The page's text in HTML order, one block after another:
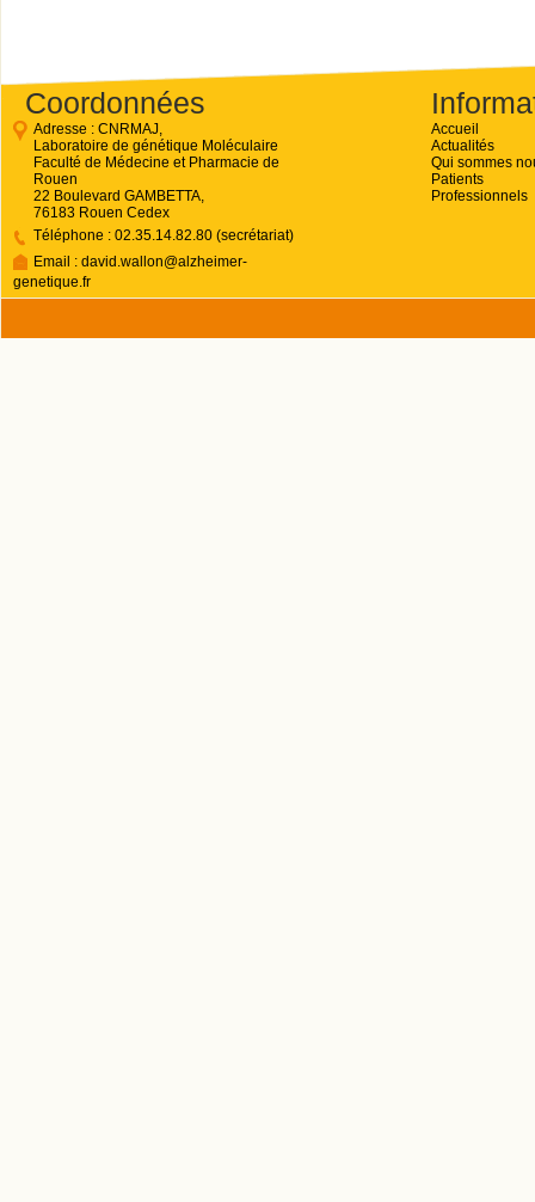
Le
signé
maladie
obligatoire
Coordonnées
Adresse : CNRMAJ,
Laboratoire de génétique Moléculaire
Faculté de Médecine et Pharmacie de
Rouen
22 Boulevard GAMBETTA,
76183 Rouen Cedex
Téléphone : 02.35.14.82.80 (secrétariat)
Email : david.wallon@alzheimer-
genetique.fr
Accueil
Actualités
Qui sommes
Patients
Professionnels